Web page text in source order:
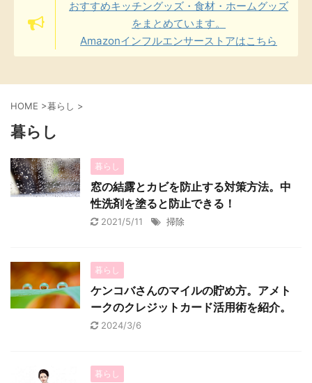
おすすめキッチングッズ・食材・ホームグッズ
をまとめています。
Amazonインフルエンサーストアはこちら
HOME >暮らし >
暮らし
暮らし
窓の結露とカビを防止する対策方法。中
性洗剤を塗ると防止できる！
2021/5/11 掃除
暮らし
ケンコバさんのマイルの貯め方。アメト
ークのクレジットカード活用術を紹介。
2024/3/6
暮らし